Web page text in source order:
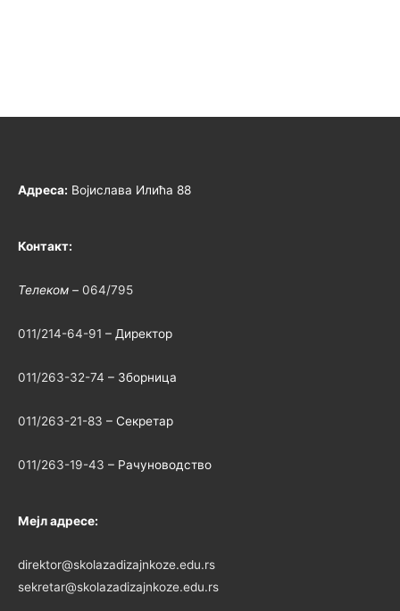
Адреса: Војислава Илића 88
Контакт:
Телеком – 064/795
011/214-64-91 – Директор
011/263-32-74 – Зборница
011/263-21-83 – Секретар
011/263-19-43 – Рачуноводство
Мејл адресе:
direktor@skolazadizajnkoze.edu.rs
sekretar@skolazadizajnkoze.edu.rs